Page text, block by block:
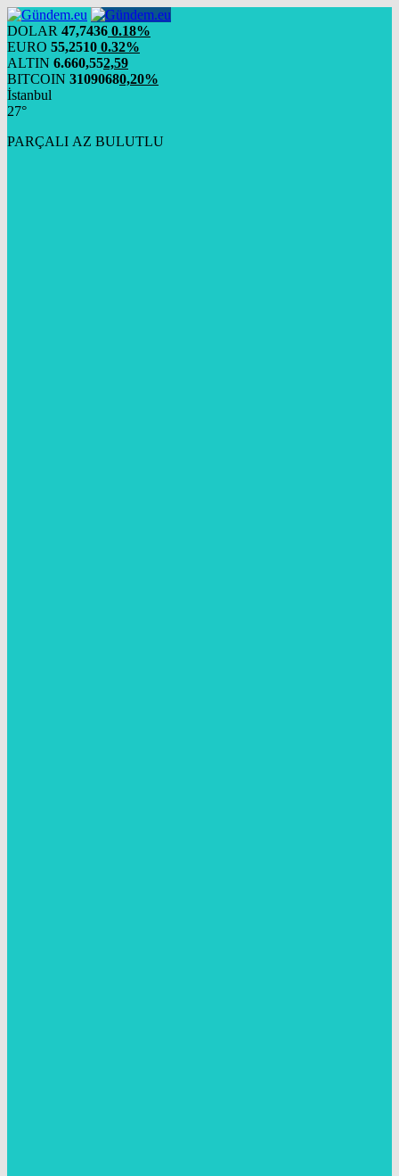
DOLAR 47,7436 0.18%
EURO 55,2510 0.32%
ALTIN 6.660,552,59
BITCOIN 31090680,20%
İstanbul
27°
PARÇALI AZ BULUTLU